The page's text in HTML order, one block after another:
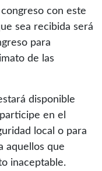
con este
sea recibida será
para
de las
disponible
en el
local o para
aquellos que
inaceptable.